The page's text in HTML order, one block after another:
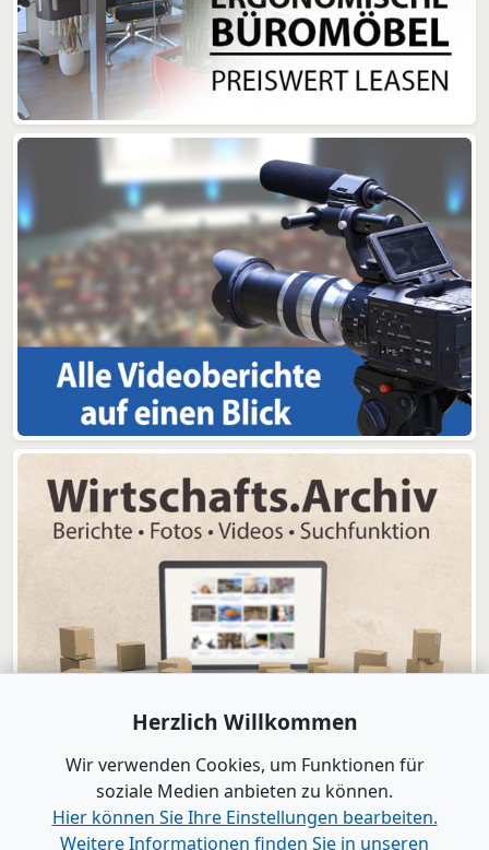
Herzlich Willkommen
Wir verwenden Cookies, um Funktionen für
soziale Medien anbieten zu können.
Hier können Sie Ihre Einstellungen bearbeiten.
Weitere Informationen finden Sie in unseren